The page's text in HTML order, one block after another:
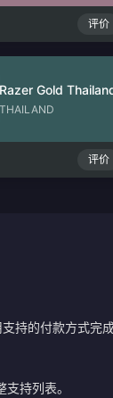
评价
Razer Gold
THAILAND
评价
持的付款方式完成
持列表。